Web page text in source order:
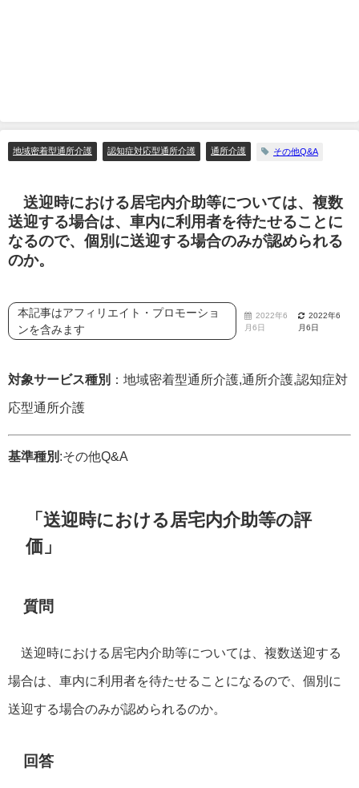
地域密着型通所介護 認知症対応型通所介護 通所介護 その他Q&A
送迎時における居宅内介助等については、複数
送迎する場合は、車内に利用者を待たせることに
なるので、個別に送迎する場合のみが認められる
のか。
本記事はアフィリエイト・プロモーショ
ンを含みます
2022年6
月6日
2022年6
月6日
対象サービス種別 ：地域密着型通所介護,通所介護,認知症対
応型通所介護
基準種別 :その他Q&A
「送迎時における居宅内介助等の評
価」
質問
送迎時における居宅内介助等については、複数送迎する
場合は、車内に利用者を待たせることになるので、個別に
送迎する場合のみが認められるのか。
回答